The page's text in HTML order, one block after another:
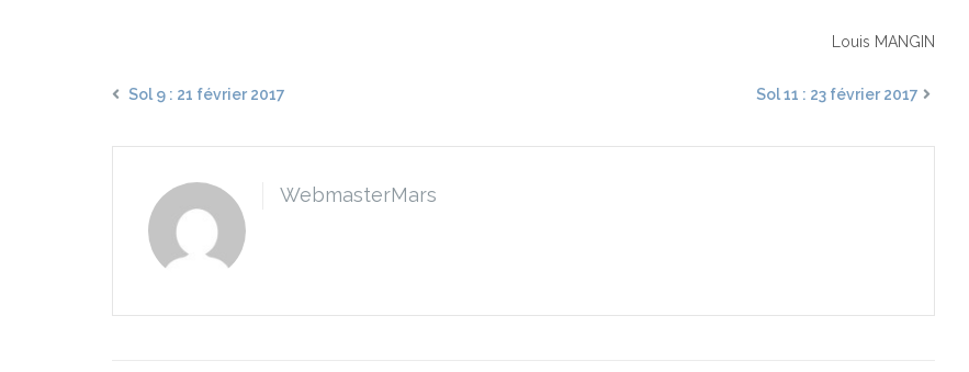
Louis MANGIN
Sol 9 : 21 février 2017 Sol 11 : 23 février 2017
WebmasterMars